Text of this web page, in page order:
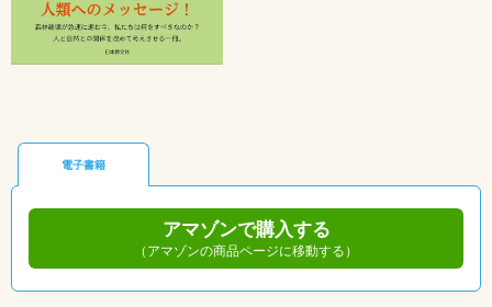
電子書籍
アマゾンで購入する
（アマゾンの商品ページに移動する）